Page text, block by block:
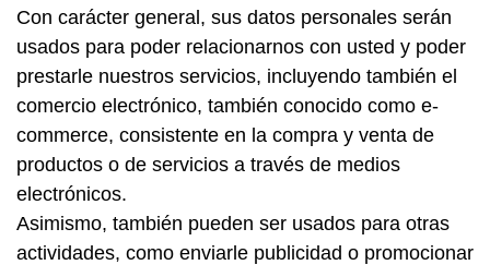
Con carácter general, sus datos personales serán
usados para poder relacionarnos con usted y poder
prestarle nuestros servicios, incluyendo también el
comercio electrónico, también conocido como e-
commerce, consistente en la compra y venta de
productos o de servicios a través de medios
electrónicos.
Asimismo, también pueden ser usados para otras
actividades, como enviarle publicidad o promocionar